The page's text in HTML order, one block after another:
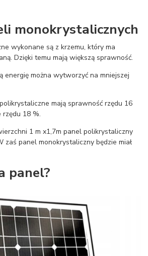
monokrystalicznych
wykonane są z krzemu, który ma
Dzięki temu mają większą sprawność.
energię można wytworzyć na mniejszej
mają sprawność rzędu 16
rzędu 18 %.
1 m x1,7m panel polikrystaliczny
zaś panel monokrystaliczny będzie miał
panel?